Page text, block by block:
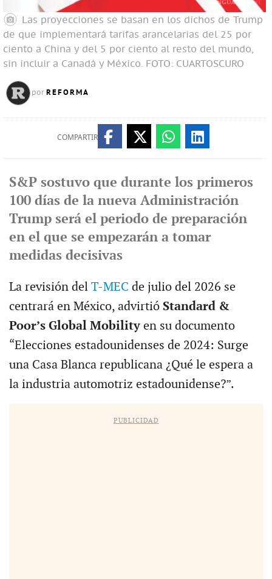
Las proyecciones se basan en los dichos de Trump
de que implementará tarifas arancelarias del 25 por
ciento a China y del 5 por ciento al resto del mundo,
sin incluir a Canadá y México. FOTO: CUARTOSCURO
por REFORMA
COMPARTIR
S&P sostuvo que durante los primeros
100 días de la nueva Administración
Trump será el periodo de preparación
en el que se empezarán a tomar
medidas decisivas
La revisión del T-MEC de julio del 2026 se
centrará en México, advirtióStandard &
Poor’s Global Mobility en su documento
“Elecciones estadounidenses de 2024: Surge
una Casa Blanca republicana ¿Qué le espera a
la industria automotriz estadounidense?”.
PUBLICIDAD